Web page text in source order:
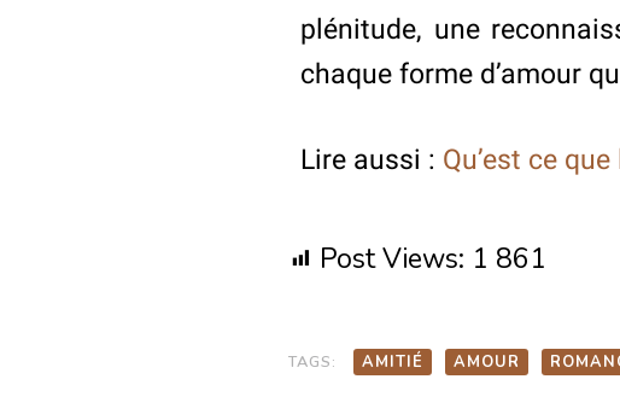
plénitude, une
chaque forme d’amour
Lire aussi : Qu’est ce
Post Views: 1 861
TAGS: AMITIÉ AMOUR